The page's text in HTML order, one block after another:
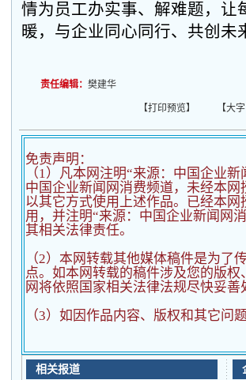
情为员工办实事、解难题，让
暖，与企业同心同行、共创未
责任编辑： 樊建华
【打印预览】 【大字
免责声明：
（1）凡本网注明“来源：中国企业
中国企业新闻网消费频道，未经本
以其它方式使用上述作品。已经本
用，并注明“来源：中国企业新闻网
其相关法律责任。
（2） 本网转载其他媒体稿件是为了
点。如本网转载的稿件涉及您的版
网将依照国家相关法律法规尽快妥善
（3）如因作品内容、版权和其它问
相关报道